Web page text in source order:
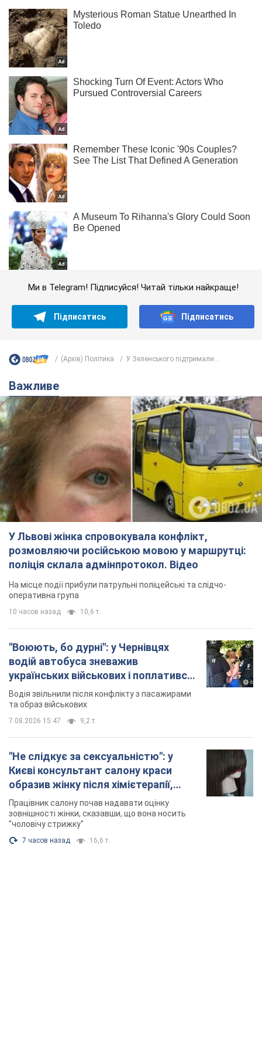
Ми в Telegram! Підписуйся! Читай тільки найкраще!
Підписатись Підписатись
(Архів) Політика У Зеленського підтримали...
Важливе
У Львові жінка спровокувала конфлікт,
розмовляючи російською мовою у маршрутці:
поліція склала адмінпротокол. Відео
На місце події прибули патрульні поліцейські та слідчо-
оперативна група
10 часов назад 10,6 т.
"Воюють, бо дурні": у Чернівцях
водій автобуса зневажив
українських військових і поплатився.
Відео
Водія звільнили після конфлікту з пасажирами
та образ військових
7.08.2026 15:47 9,2 т.
"Не слідкує за сексуальністю": у
Києві консультант салону краси
образив жінку після хімієтерапії,
розгорівся скандал. Фото
Працівник салону почав надавати оцінку
зовнішності жінки, сказавши, що вона носить
"чоловічу стрижку"
7 часов назад 16,6 т.